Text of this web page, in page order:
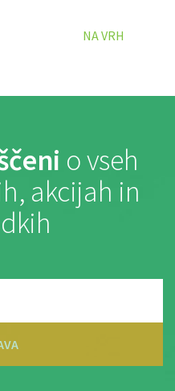
NA VRH
o vseh
akcijah in